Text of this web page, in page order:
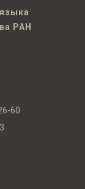
РАН
60